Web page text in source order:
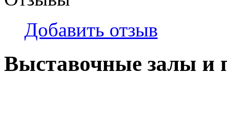
Добавить отзыв
Выставочные залы и